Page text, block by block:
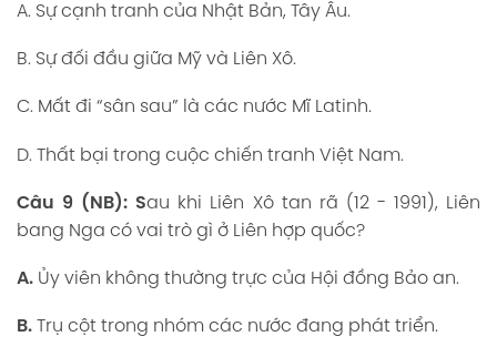
A. Sự cạnh tranh của Nhật Bản, Tây Âu.
B. Sự đối đầu giữa Mỹ và Liên Xô.
C. Mất đi “sân sau” là các nước Mĩ Latinh.
D. Thất bại trong cuộc chiến tranh Việt Nam.
Câu 9 (NB): Sau khi Liên Xô tan rã (12 - 1991), Liên
bang Nga có vai trò gì ở Liên hợp quốc?
A. Ủy viên không thường trực của Hội đồng Bảo an.
B. Trụ cột trong nhóm các nước đang phát triển.